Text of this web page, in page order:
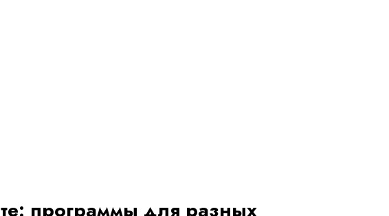
программы для разных